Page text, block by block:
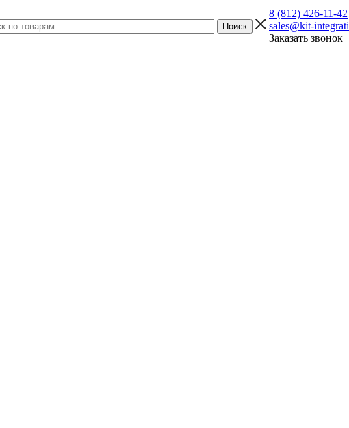
8 (812) 426-11-42
sales@kit-
Заказать звонок